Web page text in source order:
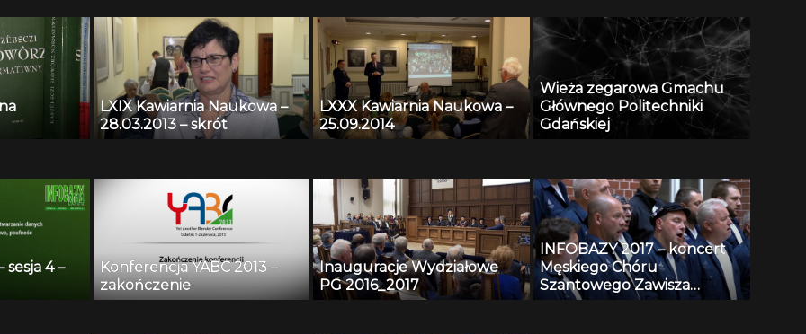
w oparciu
LXIX Kawiarnia Naukowa –
28.03.2013 – skrót
LXXX Kawiarnia Naukowa –
25.09.2014
Wieża zegarowa Gmachu
Głównego Politechniki
Gdańskiej
sesja 4 –
Konferencja YABC 2013 –
zakończenie
Inauguracje Wydziałowe
PG 2016_2017
INFOBAZY 2017 – koncert
Męskiego Chóru
Szantowego Zawisza
Czarny